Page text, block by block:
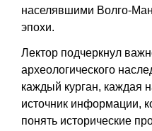
населявшими Волго-
эпохи.
Лектор подчеркнул
археологического
каждый курган, каждая
источник информации,
понять исторические